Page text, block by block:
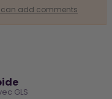
can add comments
GLS